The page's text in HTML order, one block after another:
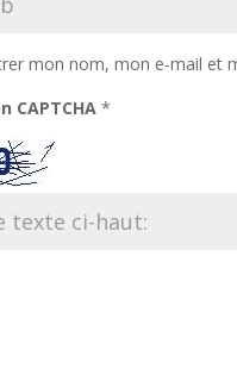
mon nom, mon e-mail et
CAPTCHA*